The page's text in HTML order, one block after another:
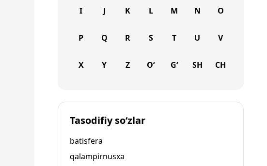
I J K L M N O
P Q R S T U V
X Y Z O‘ G‘ SH CH
Tasodifiy so‘zlar
batisfera
qalampirnusxa